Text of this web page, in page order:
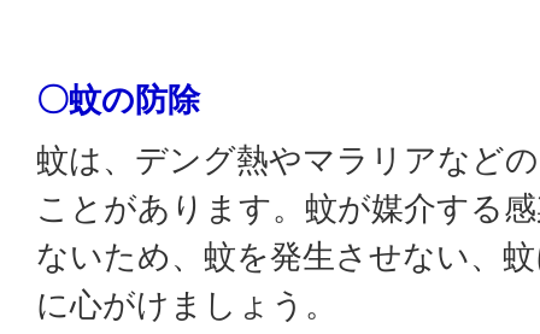
〇蚊の防除
蚊は、デング熱やマラリアなど
ことがあります。蚊が媒介する
ないため、蚊を発生させない、
に心がけましょう。